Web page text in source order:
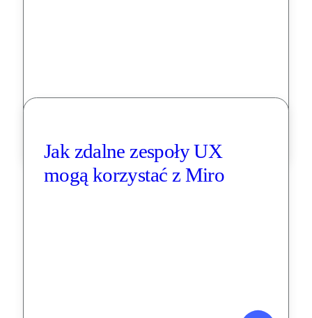
Jak zdalne zespoły UX
mogą korzystać z Miro